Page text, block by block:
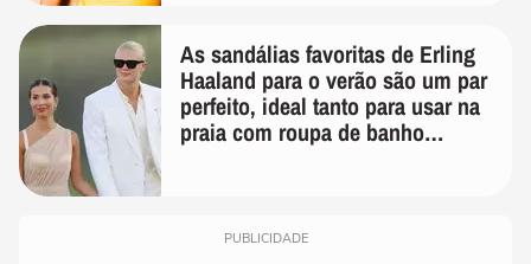
As sandálias favoritas de Erling
Haaland para o verão são um par
perfeito, ideal tanto para usar na
praia com roupa de banho
PUBLICIDADE